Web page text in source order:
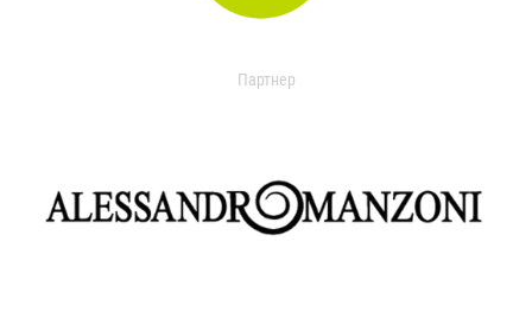
Партнер